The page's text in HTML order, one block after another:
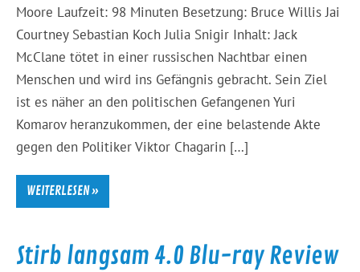
Moore Laufzeit: 98 Minuten Besetzung: Bruce Willis Jai
Courtney Sebastian Koch Julia Snigir Inhalt: Jack
McClane tötet in einer russischen Nachtbar einen
Menschen und wird ins Gefängnis gebracht. Sein Ziel
ist es näher an den politischen Gefangenen Yuri
Komarov heranzukommen, der eine belastende Akte
gegen den Politiker Viktor Chagarin […]
WEITERLESEN »
Stirb langsam 4.0 Blu-ray Review